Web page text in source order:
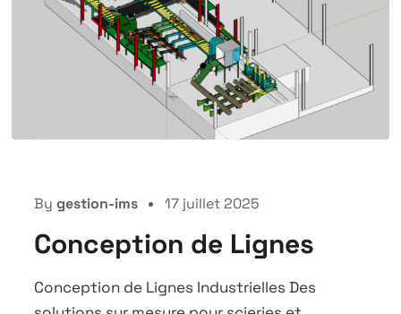
By gestion-ims 17 juillet 2025
Conception de Lignes
Conception de Lignes Industrielles Des